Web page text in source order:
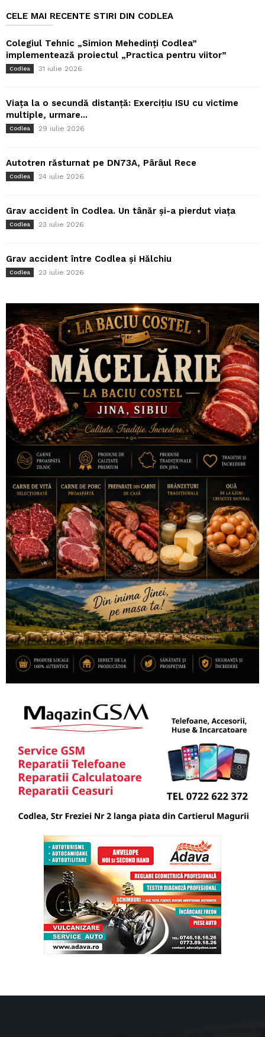
CELE MAI RECENTE STIRI DIN CODLEA
Colegiul Tehnic „Simion Mehedinți Codlea”
implementează proiectul „Practica pentru viitor”
Codlea 31 iulie 2026
Viața la o secundă distanță: Exercițiu ISU cu victime
multiple, urmare...
Codlea 29 iulie 2026
Autotren răsturnat pe DN73A, Pârâul Rece
Codlea 24 iulie 2026
Grav accident în Codlea. Un tânăr și-a pierdut viața
Codlea 23 iulie 2026
Grav accident între Codlea și Hălchiu
Codlea 23 iulie 2026